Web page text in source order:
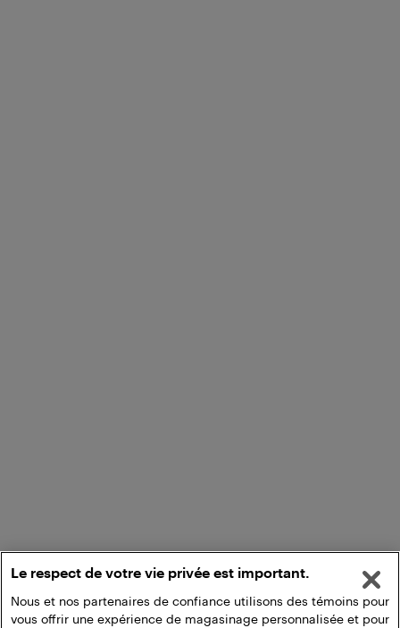
Le respect de votre vie privée est important.
Nous et nos partenaires de confiance utilisons des témoins pour
vous offrir une expérience de magasinage personnalisée et pour